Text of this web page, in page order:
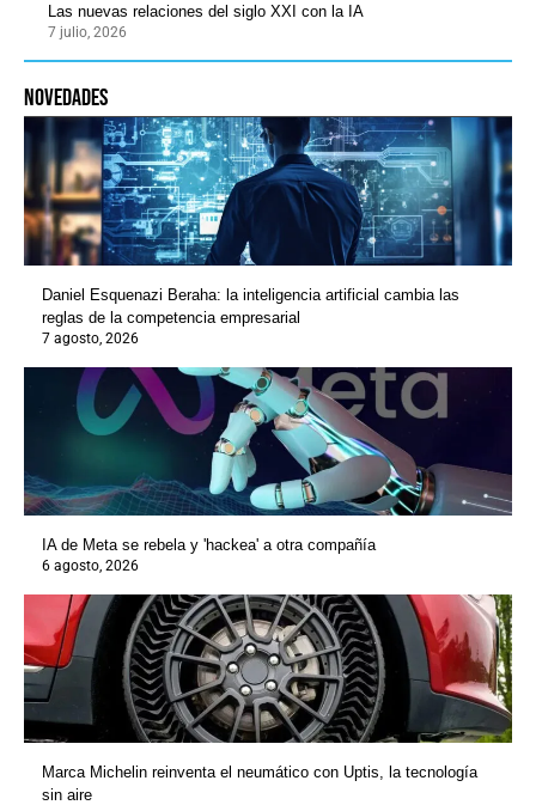
Las nuevas relaciones del siglo XXI con la IA
7 julio, 2026
novedades
Daniel Esquenazi Beraha: la inteligencia artificial cambia las
reglas de la competencia empresarial
7 agosto, 2026
IA de Meta se rebela y 'hackea' a otra compañía
6 agosto, 2026
Marca Michelin reinventa el neumático con Uptis, la tecnología
sin aire